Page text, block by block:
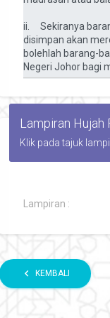
Lampiran Hujah
Klik pada tajuk
Lampiran :
chevron_left KEMBALI